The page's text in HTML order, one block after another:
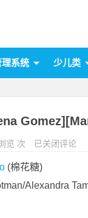
系统 少儿类
览 次 已关闭评论
(棉花糖)
Alexandra